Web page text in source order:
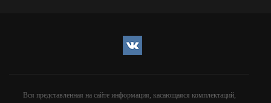
Вся представленная на сайте информация, касающаяся комплектаций,